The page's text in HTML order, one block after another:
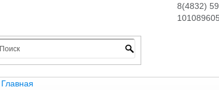
8(4832)
1010
Главная